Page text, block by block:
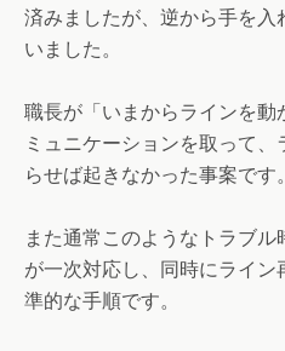
済みましたが、逆から手を
いました。
職長が「いまからラインを動
ミュニケーションを取って
らせば起きなかった事案です。
また通常このようなトラブ
が一次対応し、同時にライ
準的な手順です。